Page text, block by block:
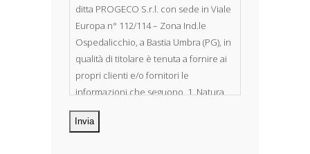
ditta PROGECO S.r.l. con sede in Viale
Europa n° 112/114 – Zona Ind.le
Ospedalicchio, a Bastia Umbra (PG), in
qualità di titolare è tenuta a fornire ai
propri clienti e/o fornitori le
informazioni che seguono. 1. Natura
dei dati personali Costituiscono
oggetto di trattamento i Suoi dati